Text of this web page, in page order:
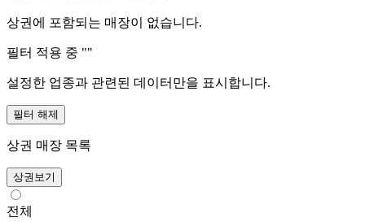
상권에 포함되는 매장이 없습니다.
필터 적용 중 ""
설정한 업종과 관련된 데이터만을 표시합니다.
필터 해제
상권 매장 목록
상권보기
전체